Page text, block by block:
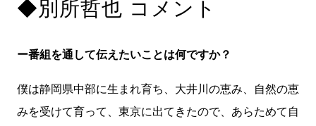
◆別所哲也 コメント
ー番組を通して伝えたいことは何ですか？
僕は静岡県中部に生まれ育ち、大井川の恵み、自然の恵
みを受けて育って、東京に出てきたので、あらためて自